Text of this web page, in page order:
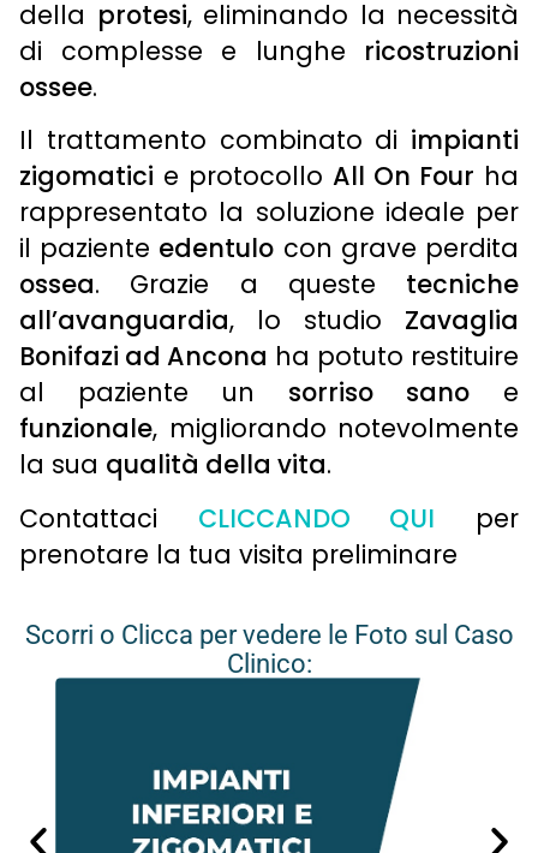
della protesi, eliminando la necessità
di complesse e lunghe ricostruzioni
ossee.
Il trattamento combinato di impianti
zigomatici e protocollo All On Four ha
rappresentato la soluzione ideale per
il paziente edentulo con grave perdita
ossea. Grazie a queste tecniche
all’avanguardia, lo studio Zavaglia
Bonifazi ad Ancona ha potuto restituire
al paziente un sorriso sano e
funzionale, migliorando notevolmente
la sua qualità della vita.
Contattaci CLICCANDO QUI per
prenotare la tua visita preliminare
Scorri o Clicca per vedere le Foto sul Caso
Clinico: